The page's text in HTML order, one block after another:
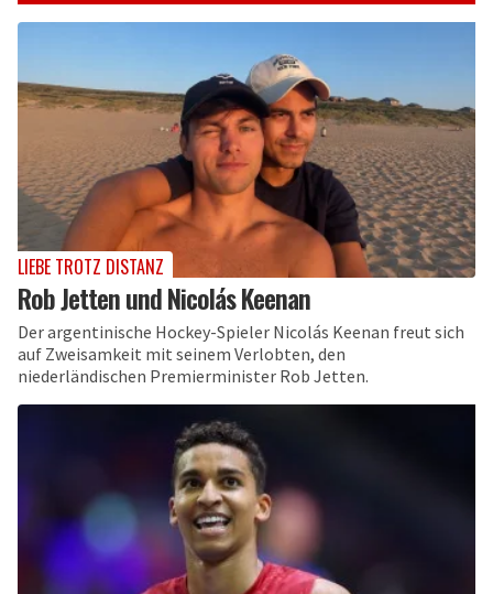
LIEBE TROTZ DISTANZ
Rob Jetten und Nicolás Keenan
Der argentinische Hockey-Spieler Nicolás Keenan freut sich
auf Zweisamkeit mit seinem Verlobten, den
niederländischen Premierminister Rob Jetten.